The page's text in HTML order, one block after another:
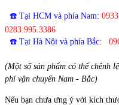
☎️ Tại HCM và phía Nam:
0283.995.3386
☎️ Tại Hà Nội và phía Bắc:
(Một số sản phẩm có thể chênh
phí vận chuyển Nam - Bắc)
Nếu bạn chưa ưng ý với kích